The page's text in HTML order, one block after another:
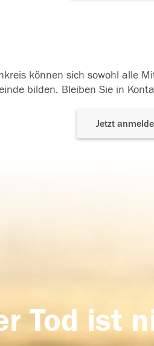
können sich sowohl alle
bilden. Bleiben Sie in
Jetzt
Tod ist